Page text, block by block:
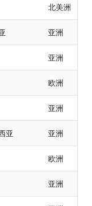
北美洲
亚洲
亚洲
欧洲
亚洲
亚 亚洲
欧洲
亚洲